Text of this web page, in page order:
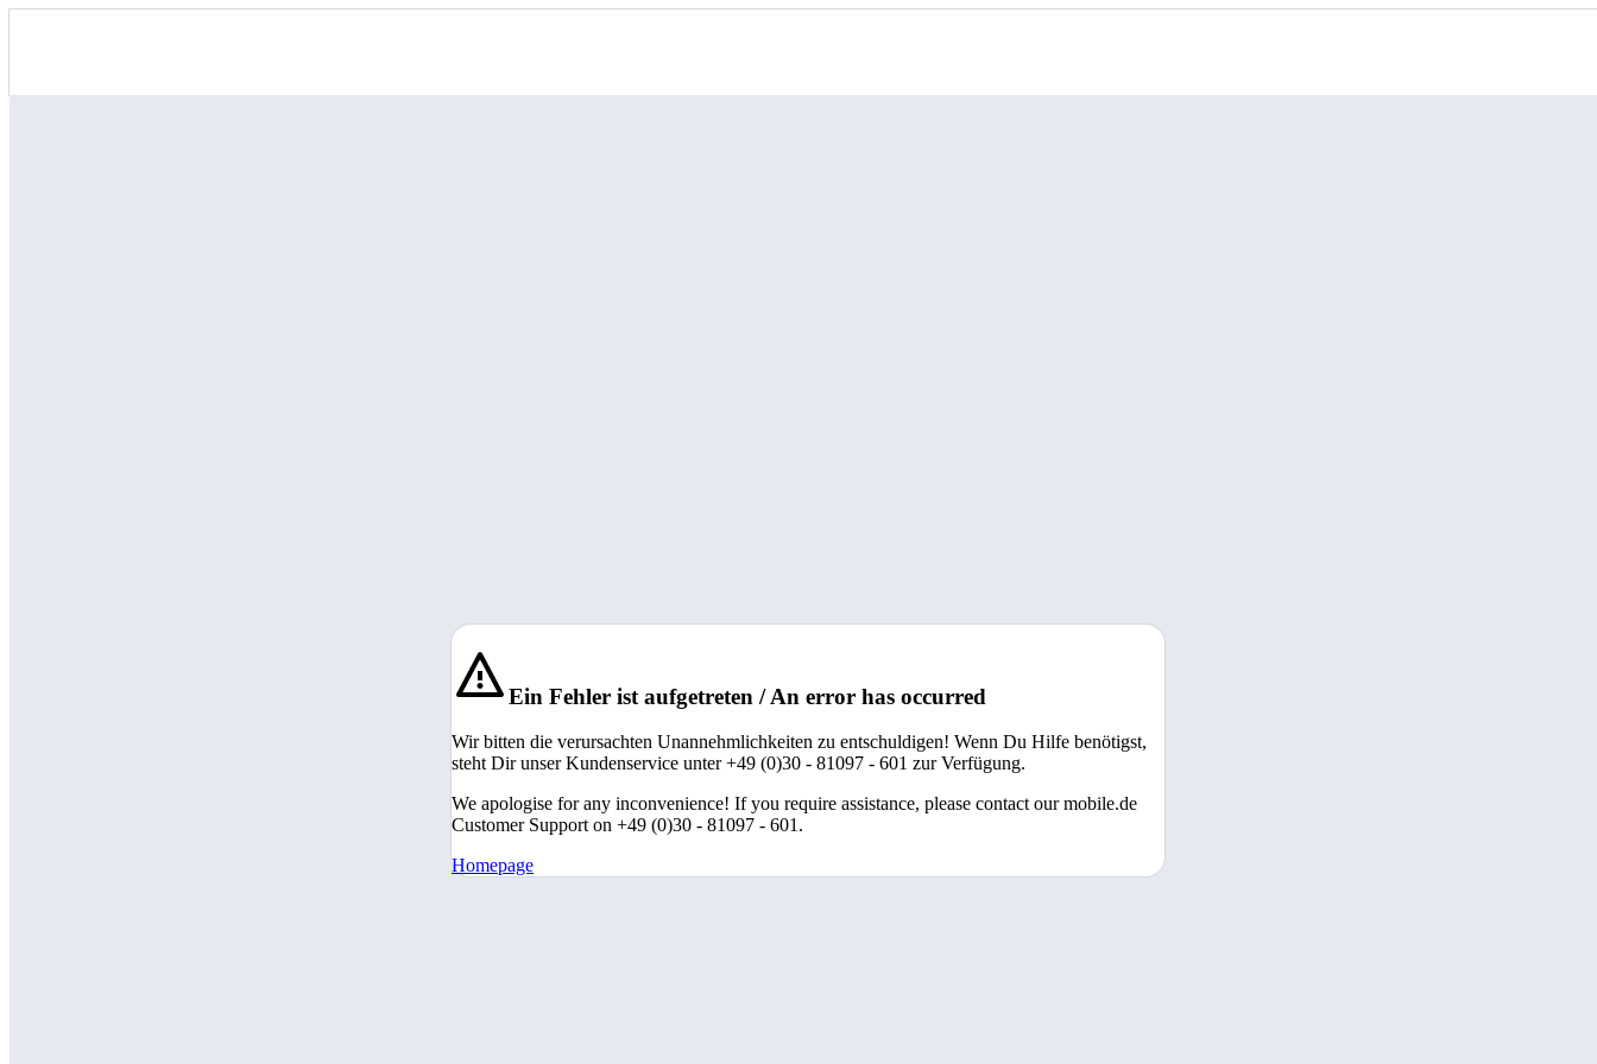
Ein Fehler ist aufgetreten / An error has occurred
Wir bitten die verursachten Unannehmlichkeiten zu entschuldigen! Wenn Du Hilfe benötigst,
steht Dir unser Kundenservice unter +49 (0)30 - 81097 - 601 zur Verfügung.
We apologise for any inconvenience! If you require assistance, please contact our mobile.de
Customer Support on +49 (0)30 - 81097 - 601.
Homepage